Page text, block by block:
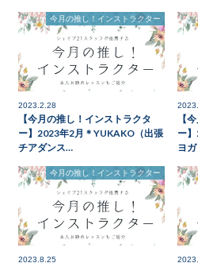
今月の推し！インストラクター
2023.2.28
【今月の推し！インストラクタ
ー】2023年2月＊YUKAKO（出張
チアダンス…
【
ー
ヨ
今月の推し！インストラクター
2023.8.25